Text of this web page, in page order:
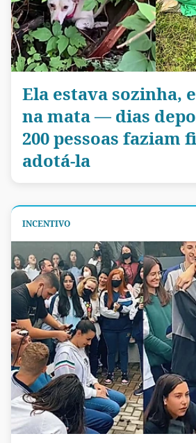
Ela estava sozinha,
na mata — dias
200 pessoas faziam
adotá-la
INCENTIVO